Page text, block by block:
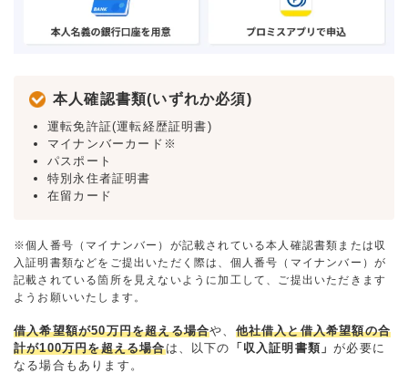
本人確認書類(いずれか必須)
運転免許証(運転経歴証明書)
マイナンバーカード※
パスポート
特別永住者証明書
在留カード
※個人番号（マイナンバー）が記載されている本人確認書類または収
入証明書類などをご提出いただく際は、個人番号（マイナンバー）が
記載されている箇所を見えないように加工して、ご提出いただきます
ようお願いいたします。
借入希望額が50万円を超える場合や、 他社借入と借入希望額の合
計が100万円を超える場合は、以下の 「収入証明書類」が必要に
なる場合もあります。